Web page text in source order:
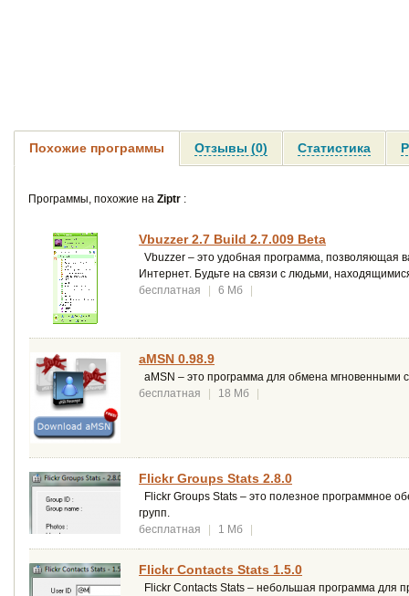
Похожие программы Отзывы (0) Статистика
Программы, похожие на Ziptr :
Vbuzzer 2.7 Build 2.7.009 Beta
Vbuzzer – это удобная программа, позволяющая
Интернет. Будьте на связи с людьми,
бесплатная
| 6 Мб |
aMSN 0.98.9
aMSN – это программа для обмена мгновенными
бесплатная
| 18 Мб |
Flickr Groups Stats 2.8.0
Flickr Groups Stats – это полезное программное
групп.
бесплатная
| 1 Мб |
Flickr Contacts Stats 1.5.0
Flickr Contacts Stats – небольшая программа для